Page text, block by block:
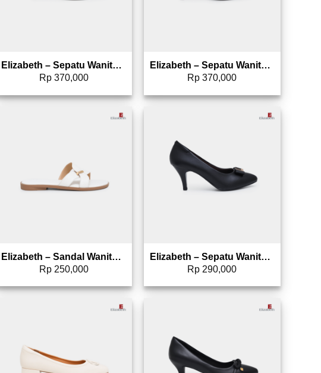
Elizabeth – Sepatu Wanita | Pantofel Heels 0400-0594
Rp370,000
Elizabeth – Sepatu Wanita | Pantofel Heels 0400-0593
Rp 370,000
Elizabeth – Sandal Wanita | Slip On 0453-0418
Rp250,000
Elizabeth – Sepatu Wanita | Pantofel Heels 0689-0141
Rp 290,000